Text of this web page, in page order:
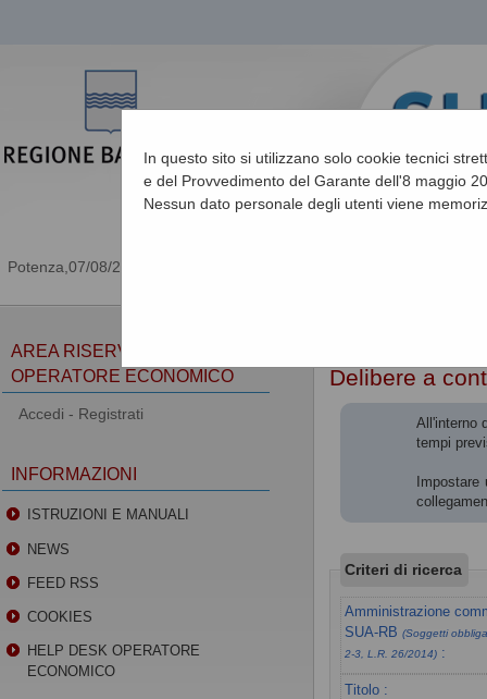
07/08/2026 23:58
In questo sito si utilizzano solo cookie tecnici
e del Provvedimento del Garante dell'8 maggio
Nessun dato personale degli utenti viene
Delibere a
All'interno
tempi
Criteri di ricerca
Amministrazione
SUA-RB(Soggetti
2-3, L.R. 26/2014) :
Titolo :
AREA RISERVATA
OPERATORE ECONOMICO
Accedi - Registrati
INFORMAZIONI
ISTRUZIONI E MANUALI
NEWS
FEED RSS
COOKIES
HELP DESK OPERATORE
ECONOMICO